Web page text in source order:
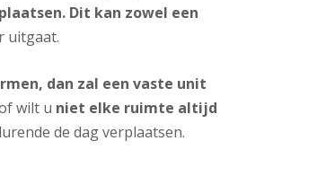
Dit kan zowel een
uitgaat.
dan zal een vaste unit
wilt u niet elke ruimte altijd
de dag verplaatsen.